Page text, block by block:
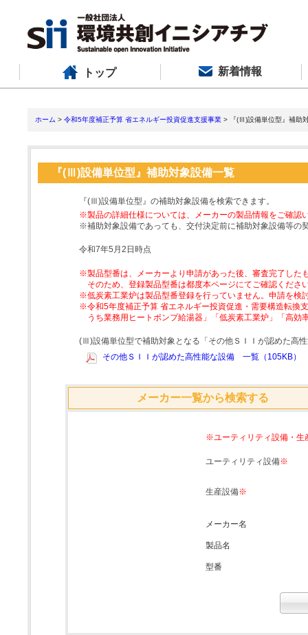
トップ 新着情報
ホーム > 令和5年度補正予算 省エネルギー投資促進支援事業 > 『(Ⅲ)設備単位型』補助
『(Ⅲ)設備単位型』補助対象設備一覧
『(Ⅲ)設備単位型』の補助対象設備を検索できます。
※製品の詳細仕様については、メーカーの製品情報をご確認
※補助対象設備であっても、交付決定前に補助対象設備等の
令和7年5月2日時点
※製品型番は、メーカーより申請があった後、審査完了した
そのため、登録製品型番は都度本ページにてご確認くださ
※低炭素工業炉は製品型番登録を行っていません。申請を検
※令和5年度補正予算 省エネルギー投資促進・需要構造転換
うち業務用ヒートポンプ給湯器」「低炭素工業炉」「高
(Ⅲ)設備単位型で補助対象となる「その他ＳＩＩが認めた高
その他ＳＩＩが認めた高性能な設備 一覧（105KB）
メーカー一覧から検索する
※ユーティリティ設備・生
ユーティリティ設備※
生産設備※
メーカー名
製品名
型番